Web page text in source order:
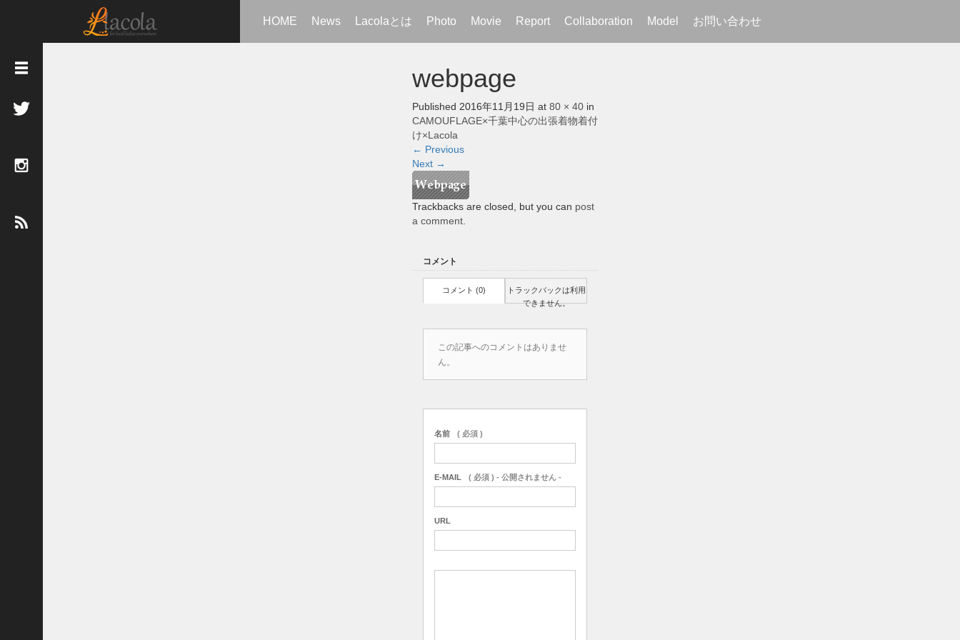
HOME News Lacolaとは Photo Movie Report Collaboration Model お問い合わせ
webpage
Published 2016年11月19日 at 80 × 40 in
CAMOUFLAGE×千葉中心の出張着物着付
け×Lacola
← Previous
Next →
Trackbacks are closed, but you can post
a comment
コメント
コメント (0)
トラックバックは利用
できません。
この記事へのコメントはありませ
ん。
名前 ( 必須 )
E-MAIL ( 必須 ) - 公開されません -
URL